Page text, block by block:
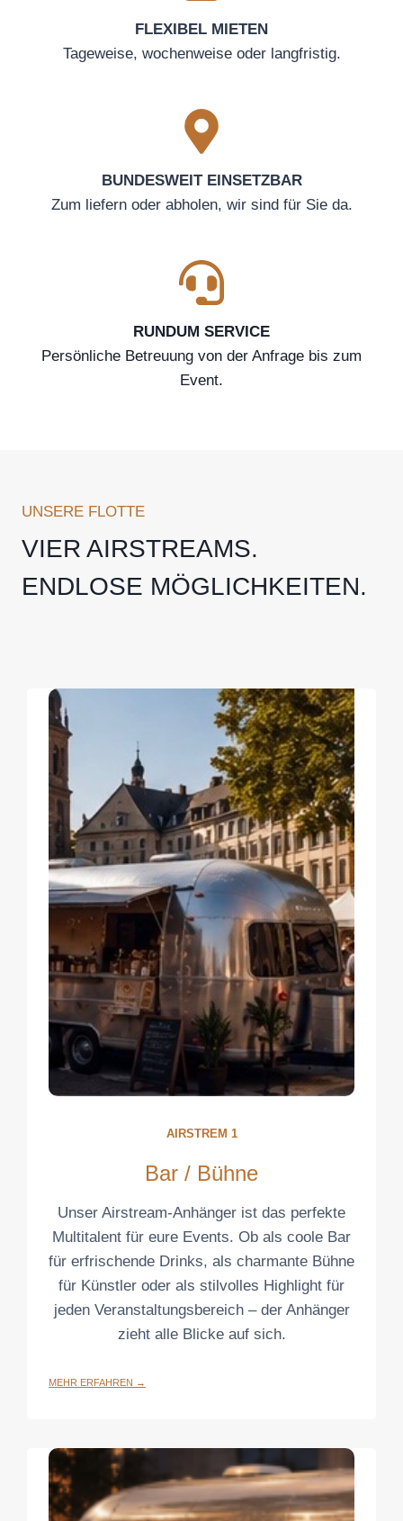
FLEXIBEL MIETEN
Tageweise, wochenweise oder langfristig.
BUNDESWEIT EINSETZBAR
Zum liefern oder abholen, wir sind für Sie da.
RUNDUM SERVICE
Persönliche Betreuung von der Anfrage bis zum
Event.
UNSERE FLOTTE
VIER AIRSTREAMS.
ENDLOSE MÖGLICHKEITEN.
AIRSTREM 1
Bar / Bühne
Unser Airstream-Anhänger ist das perfekte
Multitalent für eure Events. Ob als coole Bar
für erfrischende Drinks, als charmante Bühne
für Künstler oder als stilvolles Highlight für
jeden Veranstaltungsbereich – der Anhänger
zieht alle Blicke auf sich.
MEHR ERFAHREN →